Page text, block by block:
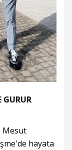
GURUR
Mesut
hayata